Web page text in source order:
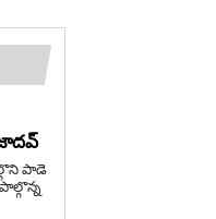
పాడె